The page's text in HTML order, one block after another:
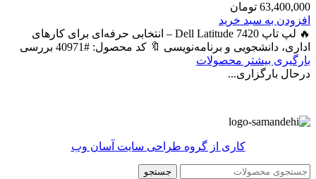
63,400,000 تومان
افزودن به سبد خرید
🔥 لپ تاپ Dell Latitude 7420 – انتخابی حرفه‌ای برای کارهای
اداری، دانشجویی و برنامه‌نویسی 🔖 کد محصول: #40971 بررسی
بارگیری بیشتر محصولات
درحال بارگزاری...
کاری از گروه طراحی سایت آسان وب
جستجو